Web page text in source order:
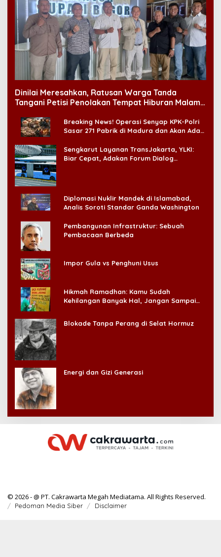
Dinilai Meresahkan, Ratusan Warga Tanda
Tangani Petisi Penolakan Tempat Hiburan Malam
Breaking News! Operasi Senyap KPK-Polri
Sasar 271 Pabrik di Madura dan Akan Ada
Sengkarut Layanan TransJakarta, YLKI:
Biar Cepat, Adakan Forum Dialog
Diplomasi Nuklir Mandek di Islamabad,
Analis Soroti Standar Ganda Washington
Pembangunan Infrastruktur: Sebuah
Pembacaan Berbeda
Impor Gula vs Penghuni Usus
Hikmah Ramadhan: Kamu Sudah
Kehilangan Banyak Hal, Jangan Sampai
Blokade Tanpa Perang di Selat Hormuz
Energi dan Gizi Generasi
© 2026 - @ PT. Cakrawarta Megah Mediatama. All Rights Reserved.
Pedoman Media Siber Disclaimer